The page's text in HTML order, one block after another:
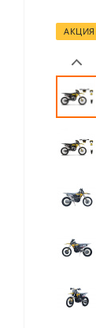
АКЦИЯ